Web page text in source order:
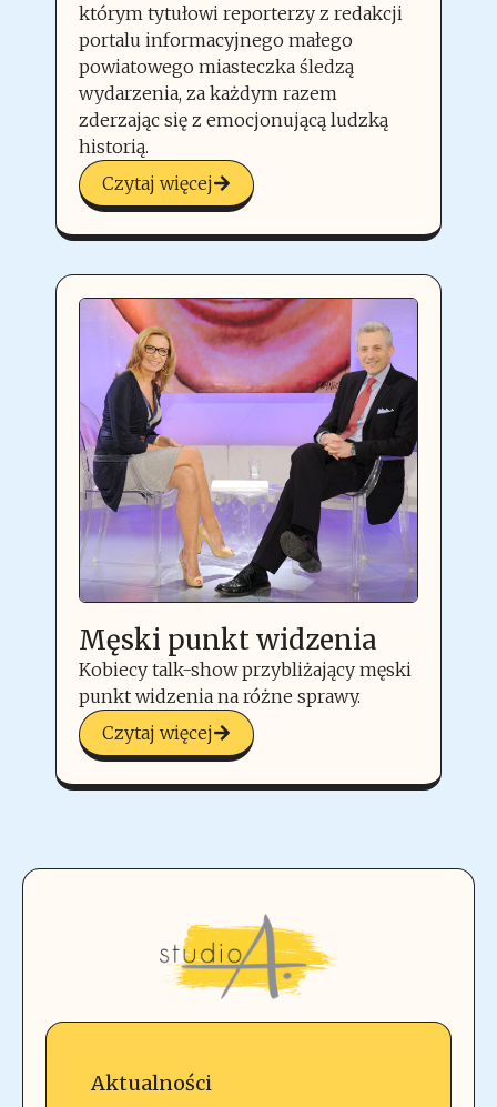
którym tytułowi reporterzy z redakcji
portalu informacyjnego małego
powiatowego miasteczka śledzą
wydarzenia, za każdym razem
zderzając się z emocjonującą ludzką
historią.
Czytaj więcej
Męski punkt widzenia
Kobiecy talk-show przybliżający męski
punkt widzenia na różne sprawy.
Czytaj więcej
Aktualności